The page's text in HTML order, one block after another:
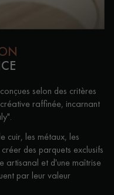
personnalisé
gratuit !
selon des critères
raffinée, incarnant
cuir, les métaux, les
des parquets exclusifs
artisanal et d'une maîtrise
par leur valeur